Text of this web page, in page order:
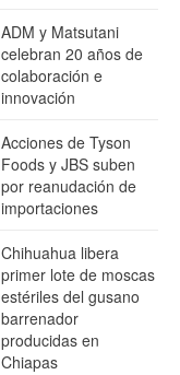
ADM y Matsutani
celebran 20 años de
colaboración e
innovación
Acciones de Tyson
Foods y JBS suben
por reanudación de
importaciones
Chihuahua libera
primer lote de moscas
estériles del gusano
barrenador
producidas en
Chiapas